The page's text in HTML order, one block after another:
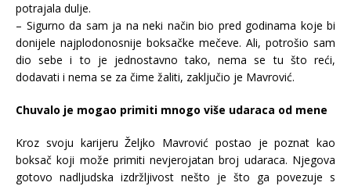
potrajala dulje.
– Sigurno da sam ja na neki način bio pred godinama koje bi
donijele najplodonosnije boksačke mečeve. Ali, potrošio sam
dio sebe i to je jednostavno tako, nema se tu što reći,
dodavati i nema se za čime žaliti, zaključio je Mavrović.
Chuvalo je mogao primiti mnogo više udaraca od mene
Kroz svoju karijeru Željko Mavrović postao je poznat kao
boksač koji može primiti nevjerojatan broj udaraca. Njegova
gotovo nadljudska izdržljivost nešto je što ga povezuje s